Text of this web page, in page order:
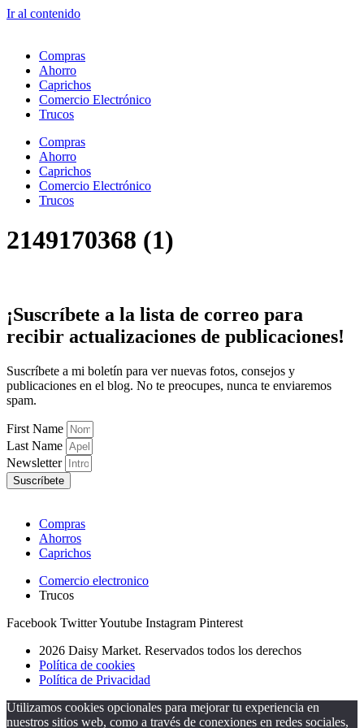
Ir al contenido
Compras
Ahorro
Caprichos
Comercio Electrónico
Trucos
Compras
Ahorro
Caprichos
Comercio Electrónico
Trucos
2149170368 (1)
¡Suscríbete a la lista de correo para
recibir actualizaciones de publicaciones!
Suscríbete a mi boletín para ver nuevas fotos, consejos y
publicaciones en el blog. No te preocupes, nunca te enviaremos
spam.
First Name
Last Name
Newsletter
Suscríbete
Compras
Ahorros
Caprichos
Comercio electronico
Trucos
Facebook TwitterYoutube Instagram Pinterest
2026 Daisy Market. Reservados todos los derechos
Política de cookies
Política de Privacidad
Utilizamos cookies opcionales para mejorar tu experiencia en
nuestros sitios web, como a través de conexiones en redes sociales,